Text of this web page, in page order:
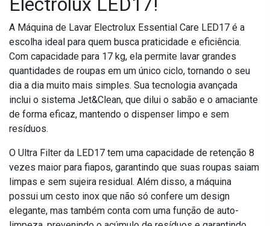
A Máquina de Lavar Electrolux Essential Care LED17 é a
escolha ideal para quem busca praticidade e eficiência.
Com capacidade para 17 kg, ela permite lavar grandes
quantidades de roupas em um único ciclo, tornando o seu
dia a dia muito mais simples. Sua tecnologia avançada
inclui o sistema Jet&Clean, que dilui o sabão e o amaciante
de forma eficaz, mantendo o dispenser limpo e sem
resíduos.
O Ultra Filter da LED17 tem uma capacidade de retenção 8
vezes maior para fiapos, garantindo que suas roupas saiam
limpas e sem sujeira residual. Além disso, a máquina
possui um cesto inox que não só confere um design
elegante, mas também conta com uma função de auto-